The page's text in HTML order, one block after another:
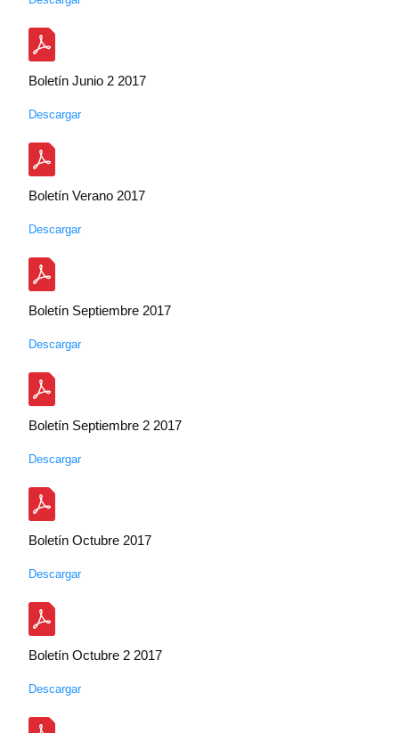
Boletín Junio 2 2017
Descargar
Boletín Verano 2017
Descargar
Boletín Septiembre 2017
Descargar
Boletín Septiembre 2 2017
Descargar
Boletín Octubre 2017
Descargar
Boletín Octubre 2 2017
Descargar